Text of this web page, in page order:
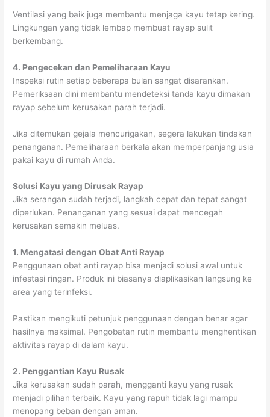
Ventilasi yang baik juga membantu menjaga kayu tetap kering.
Lingkungan yang tidak lembap membuat rayap sulit
berkembang.
4. Pengecekan dan Pemeliharaan Kayu
Inspeksi rutin setiap beberapa bulan sangat disarankan.
Pemeriksaan dini membantu mendeteksi tanda kayu dimakan
rayap sebelum kerusakan parah terjadi.
Jika ditemukan gejala mencurigakan, segera lakukan tindakan
penanganan. Pemeliharaan berkala akan memperpanjang usia
pakai kayu di rumah Anda.
Solusi Kayu yang Dirusak Rayap
Jika serangan sudah terjadi, langkah cepat dan tepat sangat
diperlukan. Penanganan yang sesuai dapat mencegah
kerusakan semakin meluas.
1. Mengatasi dengan Obat Anti Rayap
Penggunaan obat anti rayap bisa menjadi solusi awal untuk
infestasi ringan. Produk ini biasanya diaplikasikan langsung ke
area yang terinfeksi.
Pastikan mengikuti petunjuk penggunaan dengan benar agar
hasilnya maksimal. Pengobatan rutin membantu menghentikan
aktivitas rayap di dalam kayu.
2. Penggantian Kayu Rusak
Jika kerusakan sudah parah, mengganti kayu yang rusak
menjadi pilihan terbaik. Kayu yang rapuh tidak lagi mampu
menopang beban dengan aman.